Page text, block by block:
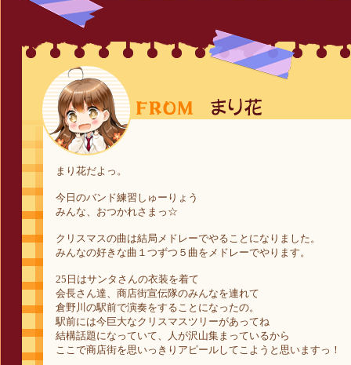
まり花だよっ。
今日のバンド練習しゅーりょう
みんな、おつかれさまっ☆
クリスマスの曲は結局メドレーでやることになりました。
みんなの好きな曲１つずつ５曲をメドレーでやります。
25日はサンタさんの衣装を着て
会長さん達、商店街宣伝隊のみんなを連れて
倉野川の駅前で演奏をすることになったの。
駅前には今巨大なクリスマスツリーがあってね
結構話題になっていて、人が沢山集まっているから
ここで商店街を思いっきりアピールしてこようと思いますっ！